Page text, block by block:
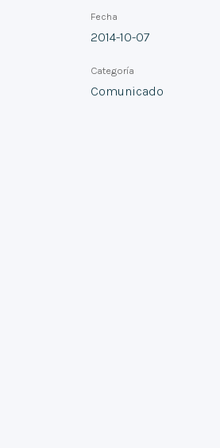
Fecha
2014-10-07
Categoría
Comunicado